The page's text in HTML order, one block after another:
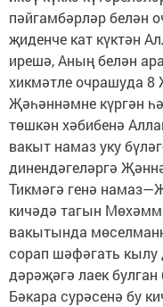
пәйгамбәрләр белән
җиденче кат күктән
ирешә, Аның белән
хикмәтле очрашуда
Җәһәннәмне күргән
төшкән хәбибенә
вакыт намаз уку
динендәгеләргә
Тикмәгә генә
кичәдә тагын
вакытында
сорап шәфәгать кылу
дәрәҗәгә лаек
Бәкара сурәсенә бу